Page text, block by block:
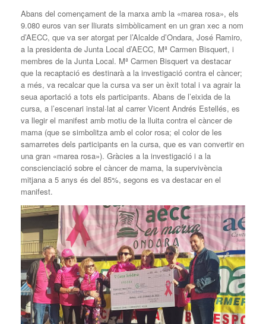
Abans del començament de la marxa amb la «marea rosa», els
9.080 euros van ser lliurats simbòlicament en un gran xec a nom
d’AECC, que va ser atorgat per l’Alcalde d’Ondara, José Ramiro,
a la presidenta de Junta Local d’AECC, Mª Carmen Bisquert, i
membres de la Junta Local. Mª Carmen Bisquert va destacar
que la recaptació es destinarà a la investigació contra el càncer;
a més, va recalcar que la cursa va ser un èxit total i va agrair la
seua aportació a tots els participants. Abans de l’eixida de la
cursa, a l’escenari instal·lat al carrer Vicent Andrés Estellés, es
va llegir el manifest amb motiu de la lluita contra el càncer de
mama (que se simbolitza amb el color rosa; el color de les
samarretes dels participants en la cursa, que es van convertir en
una gran «marea rosa»). Gràcies a la investigació i a la
conscienciació sobre el càncer de mama, la supervivència
mitjana a 5 anys és del 85%, segons es va destacar en el
manifest.